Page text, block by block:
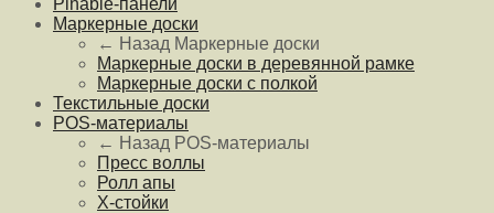
Маркерные доски
← Назад Маркерные доски
Маркерные доски в деревянной рамке
Маркерные доски с полкой
Текстильные доски
POS-материалы
← Назад POS-материалы
Пресс воллы
Ролл апы
Х-стойки